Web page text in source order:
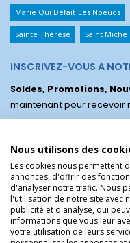
Marie Qui Défait Les Noeuds
Sainte Thérèse Saint Michel
INSCRIVEZ-VOUS A
Soldes, Promotions,
maintenant pour recevoir
Nous utilisons des
Les cookies nous permettent
annonces, d'offrir des
d'analyser notre trafic. Nous
l'utilisation de notre site avec
publicité et d'analyse, qui
informations que vous leur
votre utilisation de leurs